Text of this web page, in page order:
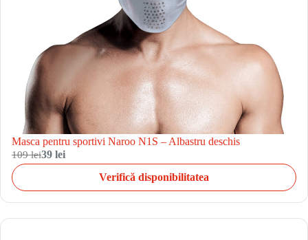
Masca pentru sportivi Naroo N1S – Albastru deschis
109 lei39 lei
Verifică disponibilitatea